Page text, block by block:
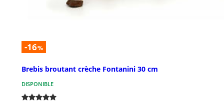
-16%
Brebis broutant crèche Fontanini 30 cm
DISPONIBLE